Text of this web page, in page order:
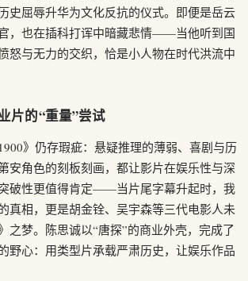
史屈辱升华为文化反抗的仪式。即便是岳云
，也在插科打诨中暗藏悲情——当他听到国
怒与无力的交织，恰是小人物在时代洪流中
片的“重量”尝试
》仍存瑕疵：悬疑推理的薄弱、喜剧与历
安角色的刻板刻画，都让影片在娱乐性与深
破性更值得肯定——当片尾字幕升起时，我
真相，更是胡金铨、吴宇森等三代电影人未
之梦。陈思诚以“唐探”的商业外壳，完成了
野心：用类型片承载严肃历史，让娱乐作品